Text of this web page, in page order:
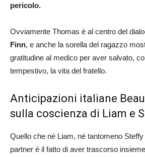
pericolo.
Ovviamente Thomas è al centro del
Finn, e anche la sorella del ragazzo
gratitudine al medico per aver salvato,
tempestivo, la vita del fratello.
Anticipazioni italiane
sulla coscienza di Liam e
Quello che né Liam, né tantomeno
partner è il fatto di aver trascorso